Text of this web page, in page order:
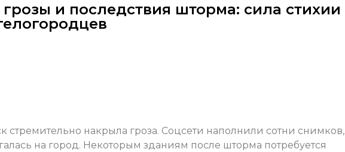
и последствия шторма: сила стихии
стремительно накрыла гроза. Соцсети наполнили сотни снимков,
на город. Некоторым зданиям после шторма потребуется